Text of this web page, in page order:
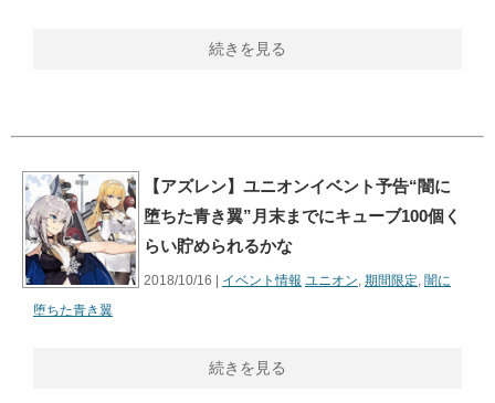
続きを見る
【アズレン】ユニオンイベント予告“闇に
堕ちた青き翼”月末までにキューブ100個く
らい貯められるかな
2018/10/16 | イベント情報 ユニオン, 期間限定, 闇に
堕ちた青き翼
続きを見る